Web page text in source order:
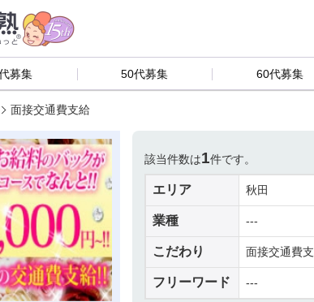
募集 50代募集 60代募集
面接交通費支給
該当件数は1件です。
エリア 秋田
業種 ---
こだわり 面接交通費
フリーワード ---